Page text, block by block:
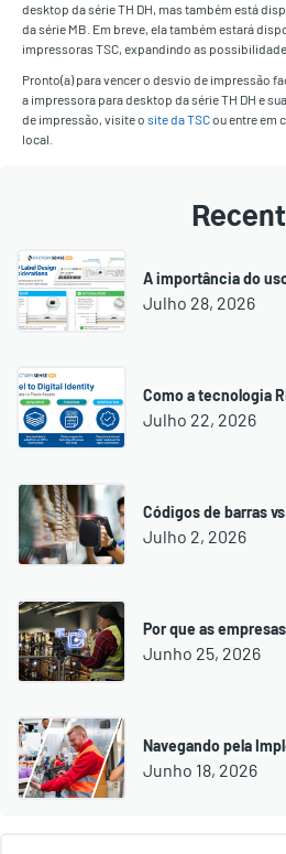
desktop da série TH DH, mas também está
da série MB. Em breve, ela também estará
impressoras TSC, expandindo as
Pronto(a) para vencer o desvio de impressão
a impressora para desktop da série TH DH e
de impressão, visite o site da TSCou entre em
local.
A importância do
Julho 28, 2026
Como a tecnologia
Julho 22, 2026
Códigos de barras
Julho 2, 2026
Por que as
Junho 25, 2026
Navegando pela
Junho 18, 2026